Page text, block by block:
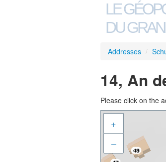
LE
DU
Addresses /
14, An
Please click on the
+
–